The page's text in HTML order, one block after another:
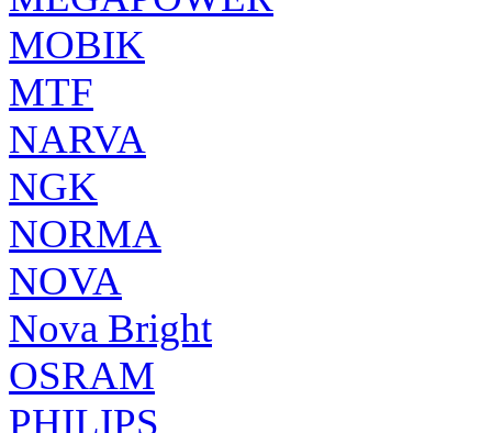
MOBIK
MTF
NARVA
NGK
NORMA
NOVA
Nova Bright
OSRAM
PHILIPS